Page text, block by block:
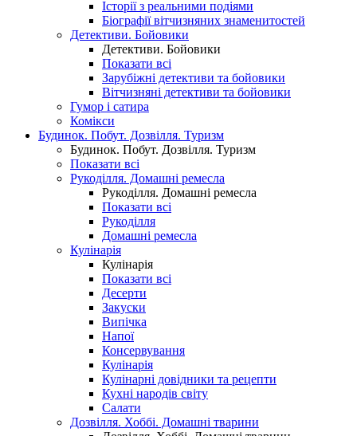
Історії з реальними подіями
Біографії вітчизняних знаменитостей
Детективи. Бойовики
Детективи. Бойовики
Показати всі
Зарубіжні детективи та бойовики
Вітчизняні детективи та бойовики
Гумор і сатира
Комікси
Будинок. Побут. Дозвілля. Туризм
Будинок. Побут. Дозвілля. Туризм
Показати всі
Рукоділля. Домашні ремесла
Рукоділля. Домашні ремесла
Показати всі
Рукоділля
Домашні ремесла
Кулінарія
Кулінарія
Показати всі
Десерти
Закуски
Випічка
Напої
Консервування
Кулінарія
Кулінарні довідники та рецепти
Кухні народів світу
Салати
Дозвілля. Хоббі. Домашні тварини